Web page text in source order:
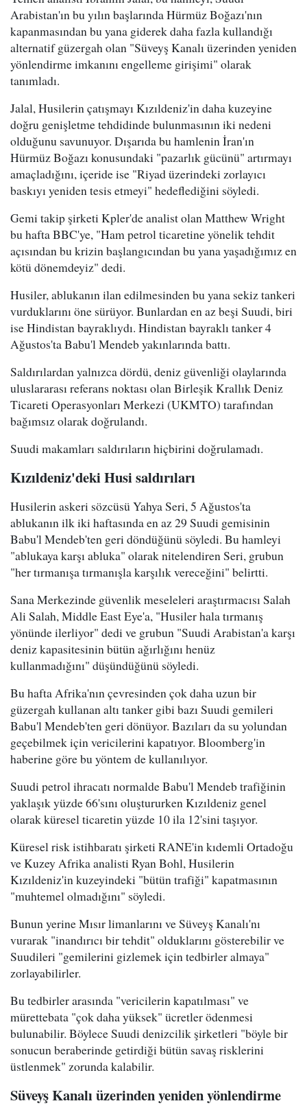
Arabistan'ın bu yılın başlarında Hürmüz Boğazı'nın
kapanmasından bu yana giderek daha fazla kullandığı
alternatif güzergah olan "Süveyş Kanalı üzerinden yeniden
yönlendirme imkanını engelleme girişimi" olarak
tanımladı.
Jalal, Husilerin çatışmayı Kızıldeniz'in daha kuzeyine
doğru genişletme tehdidinde bulunmasının iki nedeni
olduğunu savunuyor. Dışarıda bu hamlenin İran'ın
Hürmüz Boğazı konusundaki "pazarlık gücünü" artırmayı
amaçladığını, içeride ise "Riyad üzerindeki zorlayıcı
baskıyı yeniden tesis etmeyi" hedeflediğini söyledi.
Gemi takip şirketi Kpler'de analist olan Matthew Wright
bu hafta BBC'ye, "Ham petrol ticaretine yönelik tehdit
açısından bu krizin başlangıcından bu yana yaşadığımız en
kötü dönemdeyiz" dedi.
Husiler, ablukanın ilan edilmesinden bu yana sekiz tankeri
vurduklarını öne sürüyor. Bunlardan en az beşi Suudi, biri
ise Hindistan bayraklıydı. Hindistan bayraklı tanker 4
Ağustos'ta Babu'l Mendeb yakınlarında battı.
Saldırılardan yalnızca dördü, deniz güvenliği olaylarında
uluslararası referans noktası olan Birleşik Krallık Deniz
Ticareti Operasyonları Merkezi (UKMTO) tarafından
bağımsız olarak doğrulandı.
Suudi makamları saldırıların hiçbirini doğrulamadı.
Kızıldeniz'deki Husi saldırıları
Husilerin askeri sözcüsü Yahya Seri, 5 Ağustos'ta
ablukanın ilk iki haftasında en az 29 Suudi gemisinin
Babu'l Mendeb'ten geri döndüğünü söyledi. Bu hamleyi
"ablukaya karşı abluka" olarak nitelendiren Seri, grubun
"her tırmanışa tırmanışla karşılık vereceğini" belirtti.
Sana Merkezinde güvenlik meseleleri araştırmacısı Salah
Ali Salah, Middle East Eye'a, "Husiler hala tırmanış
yönünde ilerliyor" dedi ve grubun "Suudi Arabistan'a karşı
deniz kapasitesinin bütün ağırlığını henüz
kullanmadığını" düşündüğünü söyledi.
Bu hafta Afrika'nın çevresinden çok daha uzun bir
güzergah kullanan altı tanker gibi bazı Suudi gemileri
Babu'l Mendeb'ten geri dönüyor. Bazıları da su yolundan
geçebilmek için vericilerini kapatıyor. Bloomberg'in
haberine göre bu yöntem de kullanılıyor.
Suudi petrol ihracatı normalde Babu'l Mendeb trafiğinin
yaklaşık yüzde 66'sını oluştururken Kızıldeniz genel
olarak küresel ticaretin yüzde 10 ila 12'sini taşıyor.
Küresel risk istihbaratı şirketi RANE'in kıdemli Ortadoğu
ve Kuzey Afrika analisti Ryan Bohl, Husilerin
Kızıldeniz'in kuzeyindeki "bütün trafiği" kapatmasının
"muhtemel olmadığını" söyledi.
Bunun yerine Mısır limanlarını ve Süveyş Kanalı'nı
vurarak "inandırıcı bir tehdit" olduklarını gösterebilir ve
Suudileri "gemilerini gizlemek için tedbirler almaya"
zorlayabilirler.
Bu tedbirler arasında "vericilerin kapatılması" ve
mürettebata "çok daha yüksek" ücretler ödenmesi
bulunabilir. Böylece Suudi denizcilik şirketleri "böyle bir
sonucun beraberinde getirdiği bütün savaş risklerini
üstlenmek" zorunda kalabilir.
Süveyş Kanalı üzerinden yeniden yönlendirme